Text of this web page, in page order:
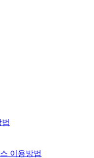
이용방법